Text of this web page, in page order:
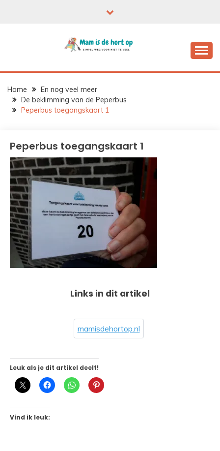
Home
En nog veel meer
De beklimming van de Peperbus
Peperbus toegangskaart 1
Peperbus toegangskaart 1
Links in dit artikel
mamisdehortop.nl
Leuk als je dit artikel deelt!
Vind ik leuk: